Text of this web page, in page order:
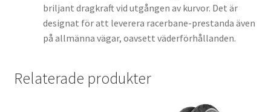
briljant dragkraft vid utgången av kurvor. Det är
designat för att leverera racerbane-prestanda även
på allmänna vägar, oavsett väderförhållanden.
Relaterade produkter